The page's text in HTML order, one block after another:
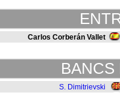
Carlos Corberán Vallet
BANCS
S. Dimitrievski